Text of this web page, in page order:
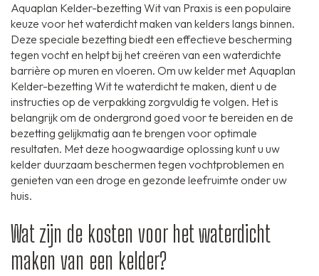
Aquaplan Kelder-bezetting Wit van Praxis is een populaire
keuze voor het waterdicht maken van kelders langs binnen.
Deze speciale bezetting biedt een effectieve bescherming
tegen vocht en helpt bij het creëren van een waterdichte
barrière op muren en vloeren. Om uw kelder met Aquaplan
Kelder-bezetting Wit te waterdicht te maken, dient u de
instructies op de verpakking zorgvuldig te volgen. Het is
belangrijk om de ondergrond goed voor te bereiden en de
bezetting gelijkmatig aan te brengen voor optimale
resultaten. Met deze hoogwaardige oplossing kunt u uw
kelder duurzaam beschermen tegen vochtproblemen en
genieten van een droge en gezonde leefruimte onder uw
huis.
Wat zijn de kosten voor het waterdicht
maken van een kelder?